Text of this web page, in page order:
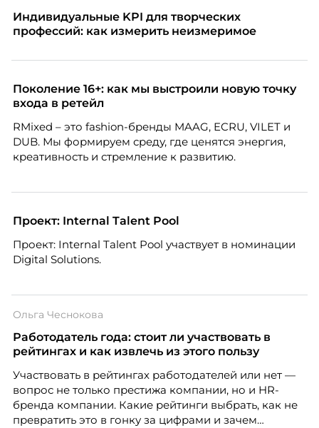
Индивидуальные KPI для творческих
профессий: как измерить неизмеримое
Поколение 16+: как мы выстроили новую точку
входа в ретейл
RMixed – это fashion-бренды MAAG, ECRU, VILET и
DUB. Мы формируем среду, где ценятся энергия,
креативность и стремление к развитию.
Проект: Internal Talent Pool
Проект: Internal Talent Pool участвует в номинации
Digital Solutions.
Ольга Чеснокова
Работодатель года: стоит ли участвовать в
рейтингах и как извлечь из этого пользу
Участвовать в рейтингах работодателей или нет —
вопрос не только престижа компании, но и HR-
бренда компании. Какие рейтинги выбрать, как не
превратить это в гонку за цифрами и зачем